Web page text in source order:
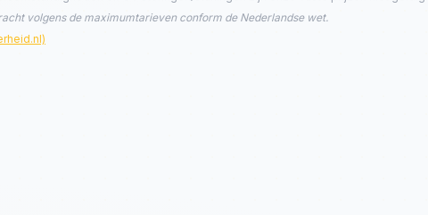
volgens de maximumtarieven conform de Nederlandse wet.